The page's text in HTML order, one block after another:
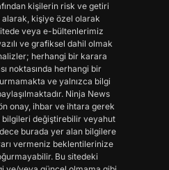
kişilerin risk ve getiri
kişiye özel olarak
veya e-bültenlerimiz
ve grafiksel dahil olmak
herhangi bir karara
noktasında herhangi bir
ve yalnızca bilgi
Ninja News
onay, ihbar ve ihtara gerek
bilgileri değiştirebilir veyahut
burada yer alan bilgilere
vermeniz beklentilerinize
Bu sitedeki